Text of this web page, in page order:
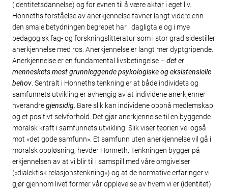
(identitetsdannelse) og for evnen til å være aktør i eget liv.
Honneths forståelse av anerkjennelse favner langt videre enn
den smale betydningen begrepet har i dagligtale og i mye
pedagogisk fag- og forskningslitteratur som i stor grad sidestiller
anerkjennelse med ros. Anerkjennelse er langt mer dyptgripende.
Anerkjennelse er en fundamental livsbetingelse – det er
menneskets mest grunnleggende psykologiske og eksistensielle
behov. Sentralt i Honneths tenkning er at både individets og
samfunnets utvikling er avhengig av at individene anerkjenner
hverandregjensidig. Bare slik kan individene oppnå medlemskap
og et positivt selvforhold. Det gjør anerkjennelse til en byggende
moralsk kraft i samfun­nets utvikling. Slik viser teorien vei også
mot «det gode samfunn». Et samfunn uten anerkjennelse vil gå i
moralsk oppløsning, hevder Honneth. Tenkningen bygger på
erkjennelsen av at vi blir til i samspill med våre omgivelser
(«dialektisk relasjonstenkning») og at de normative erfaringer vi
gjør gjennom livet former vår opplevelse av hvem vi er (identitet)